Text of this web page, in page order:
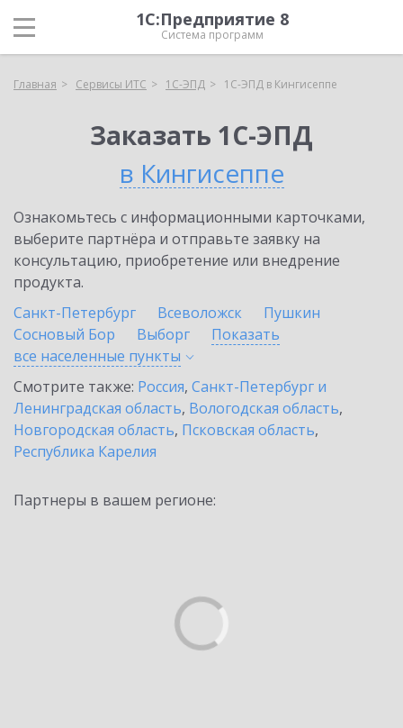
1С:Предприятие 8
Система программ
Главная Сервисы ИТС 1С-ЭПД 1С-ЭПД в Кингисеппе
Заказать 1С-ЭПД
в Кингисеппе
Ознакомьтесь с информационными карточками,
выберите партнёра и отправьте заявку на
консультацию, приобретение или внедрение
продукта.
Санкт-Петербург
Всеволожск
Пушкин
Сосновый Бор
Выборг
Показать
все населенные пункты
Смотрите также: Россия, Санкт-Петербург и
Ленинградская область, Вологодская область,
Новгородская область, Псковская область,
Республика Карелия
Партнеры в вашем регионе: